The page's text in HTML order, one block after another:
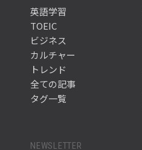
英語学習
TOEIC
ビジネス
カルチャー
トレンド
全ての記事
タグ一覧
NEWSLETTER